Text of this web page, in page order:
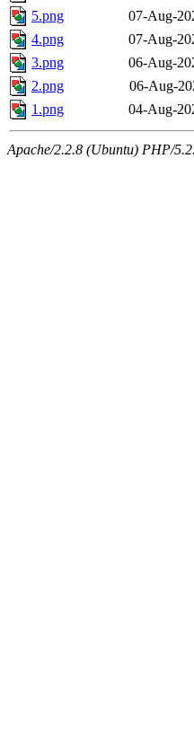
5.png
07-Aug-
4.png
07-Aug-
3.png
06-Aug-
2.png
06-Aug-
1.png
04-Aug-
Apache/2.2.8 (Ubuntu) PHP/